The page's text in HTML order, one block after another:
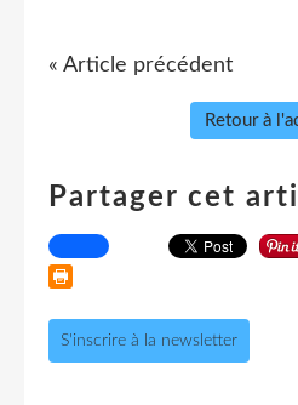
« Article précédent
Retour à
Partager cet
S'inscrire à la newsletter